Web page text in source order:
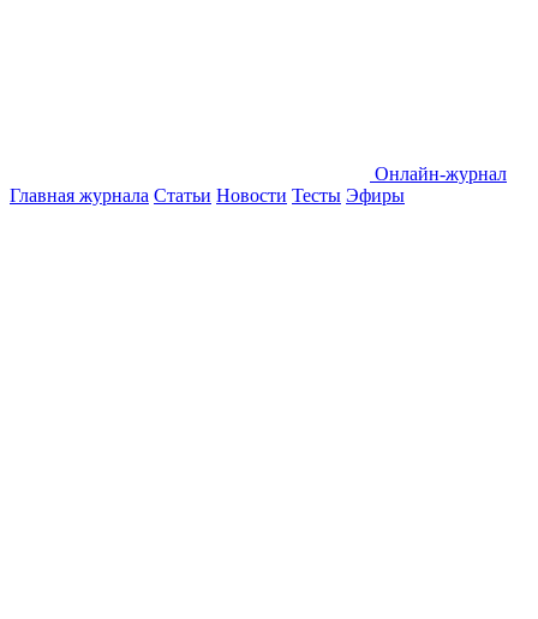
Онлайн-журнал
Главная журнала Статьи Новости Тесты Эфиры